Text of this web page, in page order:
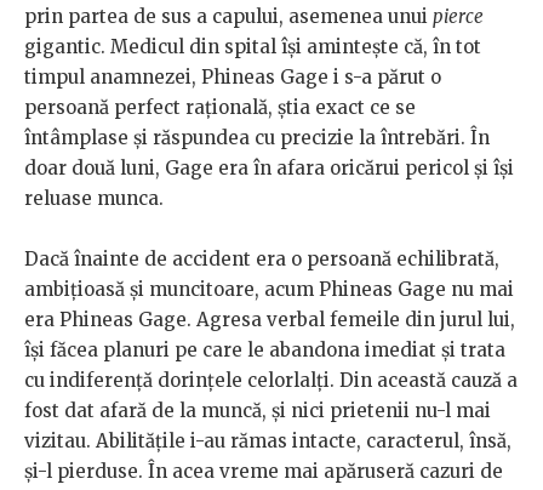
prin partea de sus a capului, asemenea unui pierce
gigantic. Medicul din spital își amintește că, în tot
timpul anamnezei, Phineas Gage i s-a părut o
persoană perfect rațională, știa exact ce se
întâmplase și răspundea cu precizie la întrebări. În
doar două luni, Gage era în afara oricărui pericol și își
reluase munca.
Dacă înainte de accident era o persoană echilibrată,
ambițioasă și muncitoare, acum Phineas Gage nu mai
era Phineas Gage. Agresa verbal femeile din jurul lui,
își făcea planuri pe care le abandona imediat și trata
cu indiferență dorințele celorlalți. Din această cauză a
fost dat afară de la muncă, și nici prietenii nu-l mai
vizitau. Abilitățile i-au rămas intacte, caracterul, însă,
și-l pierduse. În acea vreme mai apăruseră cazuri de